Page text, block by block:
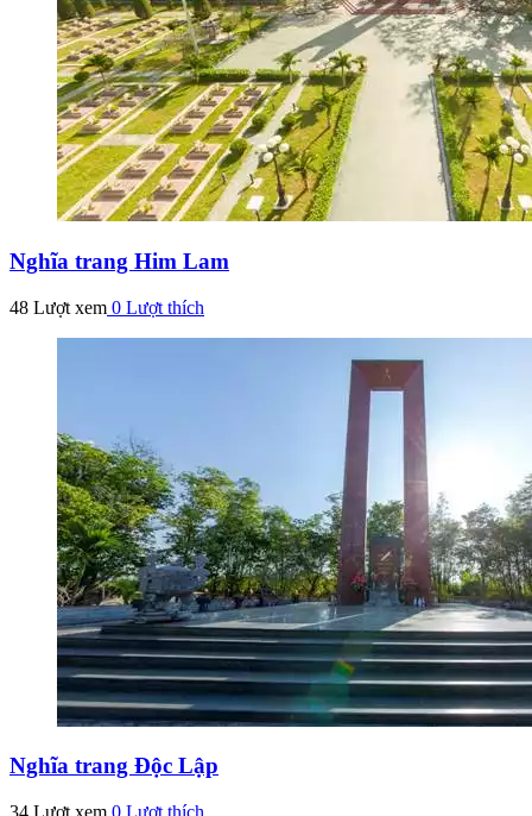
Nghĩa trang Him Lam
48 Lượt xem 0 Lượt thích
Nghĩa trang Độc Lập
34 Lượt xem 0 Lượt thích